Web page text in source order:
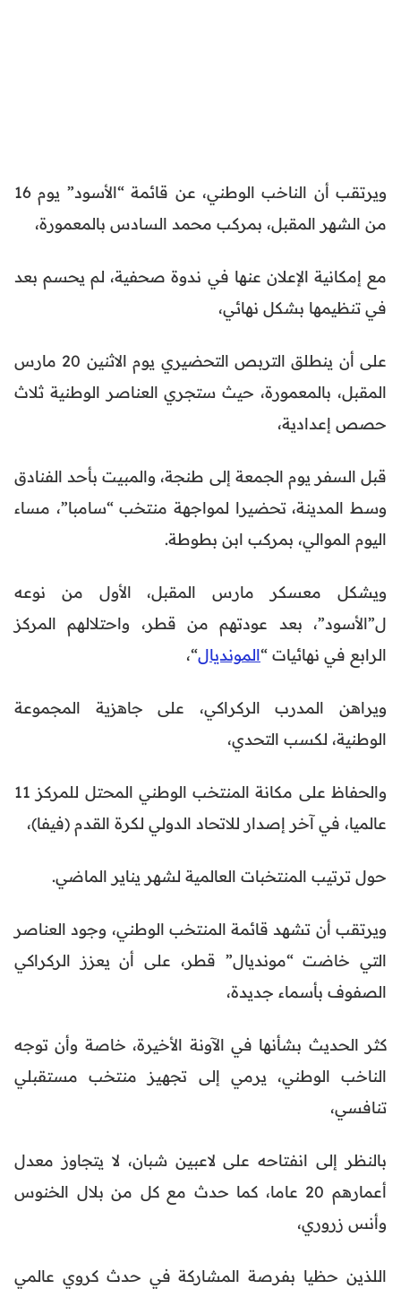
ويرتقب أن الناخب الوطني، عن قائمة “الأسود” يوم 16
من الشهر المقبل، بمركب محمد السادس بالمعمورة،
مع إمكانية الإعلان عنها في ندوة صحفية، لم يحسم بعد
في تنظيمها بشكل نهائي،
على أن ينطلق التربص التحضيري يوم الاثنين 20 مارس
المقبل، بالمعمورة، حيث ستجري العناصر الوطنية ثلاث
حصص إعدادية،
قبل السفر يوم الجمعة إلى طنجة، والمبيت بأحد الفنادق
وسط المدينة، تحضيرا لمواجهة منتخب “سامبا”، مساء
اليوم الموالي، بمركب ابن بطوطة.
ويشكل معسكر مارس المقبل، الأول من نوعه
ل”الأسود”، بعد عودتهم من قطر، واحتلالهم المركز
الرابع في نهائيات “المونديال“،
ويراهن المدرب الركراكي، على جاهزية المجموعة
الوطنية، لكسب التحدي،
والحفاظ على مكانة المنتخب الوطني المحتل للمركز 11
عالميا، في آخر إصدار للاتحاد الدولي لكرة القدم (فيفا)،
حول ترتيب المنتخبات العالمية لشهر يناير الماضي.
ويرتقب أن تشهد قائمة المنتخب الوطني، وجود العناصر
التي خاضت “مونديال” قطر، على أن يعزز الركراكي
الصفوف بأسماء جديدة،
كثر الحديث بشأنها في الآونة الأخيرة، خاصة وأن توجه
الناخب الوطني، يرمي إلى تجهيز منتخب مستقبلي
تنافسي،
بالنظر إلى انفتاحه على لاعبين شبان، لا يتجاوز معدل
أعمارهم 20 عاما، كما حدث مع كل من بلال الخنوس
وأنس زروري،
اللذين حظيا بفرصة المشاركة في حدث كروي عالمي